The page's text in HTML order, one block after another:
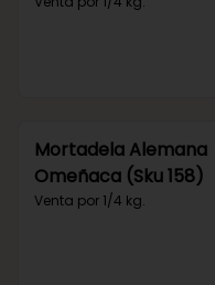
Mortadela Alemana
Omeñaca (Sku 158)
Venta por 1/4 kg.